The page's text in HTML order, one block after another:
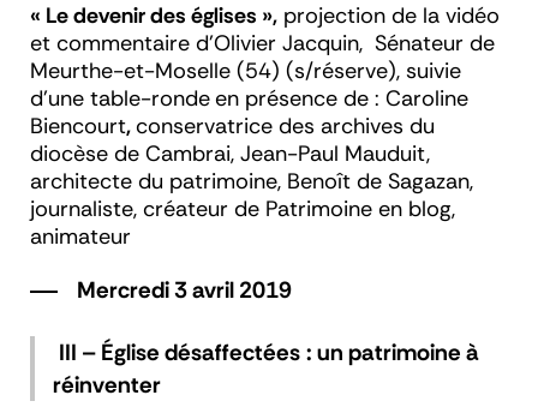
« Le devenir des églises », projection de la vidéo
et commentaire d’Olivier Jacquin, Sénateur de
Meurthe-et-Moselle (54) (s/réserve), suivie
d’une table-rondeen présence de : Caroline
Biencourt,conservatrice des archives du
diocèse de Cambrai, Jean-Paul Mauduit,
architecte du patrimoine, Benoît de Sagazan,
journaliste, créateur de Patrimoine en blog,
animateur
Mercredi 3 avril 2019
III – Église désaffectées : un patrimoine à
réinventer